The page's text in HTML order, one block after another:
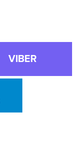
VIBER